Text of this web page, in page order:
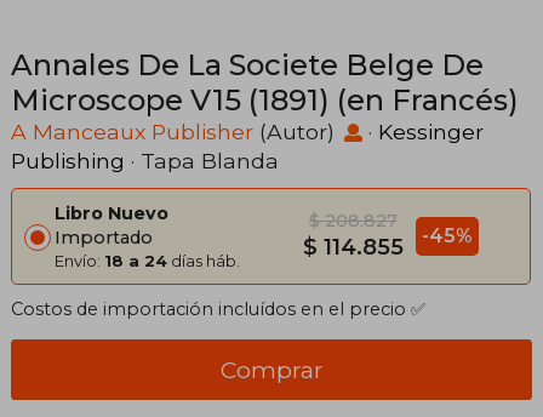
Annales De La Societe Belge De
Microscope V15 (1891) (en Francés)
A Manceaux Publisher (Autor) · Kessinger
Publishing · Tapa Blanda
Libro Nuevo
Importado
Envío: 18 a 24 días háb.
$ 208.827
$ 114.855 -45%
Costos de importación incluídos en el precio ✅
Comprar